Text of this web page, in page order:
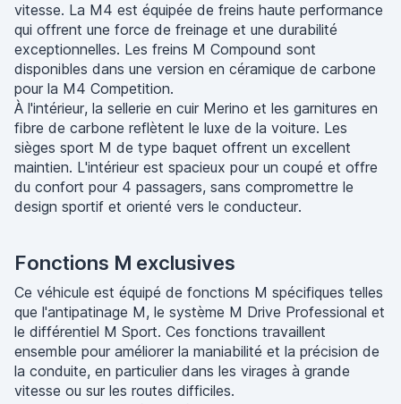
vitesse. La M4 est équipée de freins haute performance
qui offrent une force de freinage et une durabilité
exceptionnelles. Les freins M Compound sont
disponibles dans une version en céramique de carbone
pour la M4 Competition.
À l'intérieur, la sellerie en cuir Merino et les garnitures en
fibre de carbone reflètent le luxe de la voiture. Les
sièges sport M de type baquet offrent un excellent
maintien. L'intérieur est spacieux pour un coupé et offre
du confort pour 4 passagers, sans compromettre le
design sportif et orienté vers le conducteur.
Fonctions M exclusives
Ce véhicule est équipé de fonctions M spécifiques telles
que l'antipatinage M, le système M Drive Professional et
le différentiel M Sport. Ces fonctions travaillent
ensemble pour améliorer la maniabilité et la précision de
la conduite, en particulier dans les virages à grande
vitesse ou sur les routes difficiles.